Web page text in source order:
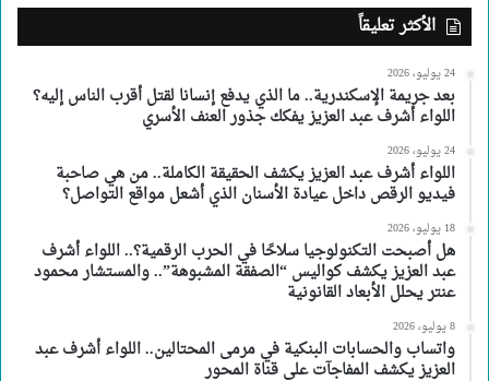
الأكثر تعليقاً
24 يوليو، 2026
بعد جريمة الإسكندرية.. ما الذي يدفع إنسانا لقتل أقرب الناس إليه؟
اللواء أشرف عبد العزيز يفكك جذور العنف الأسري
24 يوليو، 2026
اللواء أشرف عبد العزيز يكشف الحقيقة الكاملة.. من هي صاحبة
فيديو الرقص داخل عيادة الأسنان الذي أشعل مواقع التواصل؟
18 يوليو، 2026
هل أصبحت التكنولوجيا سلاحًا في الحرب الرقمية؟.. اللواء أشرف
عبد العزيز يكشف كواليس “الصفقة المشبوهة”.. والمستشار محمود
عنتر يحلل الأبعاد القانونية
8 يوليو، 2026
واتساب والحسابات البنكية في مرمى المحتالين.. اللواء أشرف عبد
العزيز يكشف المفاجآت على قناة المحور